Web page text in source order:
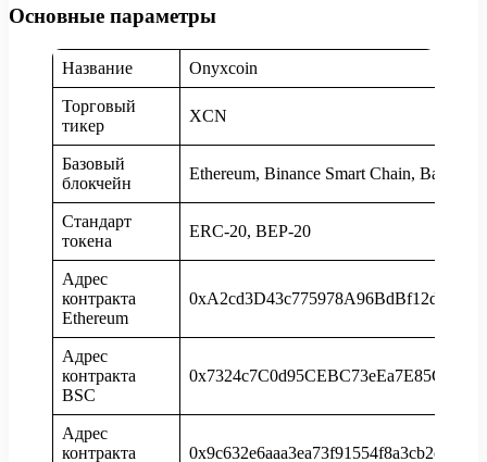
Основные параметры
Название Onyxcoin
Торговый
тикер
XCN
Базовый
блокчейн
Ethereum, Binance Smart Chain, Base
Стандарт
токена
ERC-20, BEP-20
Адрес
контракта
Ethereum
Адрес
контракта
BSC
Адрес
контракта